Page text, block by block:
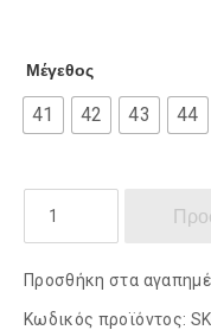
Μέγεθος
41 42 43 44
POLO
Προσθήκη στα
Κωδικός προϊόντος: